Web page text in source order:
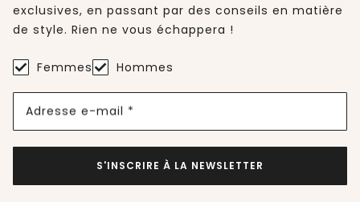
exclusives, en passant par des conseils en matière
de style. Rien ne vous échappera !
Femmes Hommes
Adresse e-mail *
S'INSCRIRE À LA NEWSLETTER